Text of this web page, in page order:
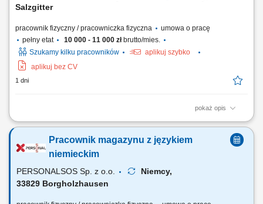
Salzgitter
pracownik fizyczny / pracowniczka fizyczna
umowa o pracę
pełny etat
10 000 - 11 000 złbrutto/mies.
Szukamy kilku pracowników
aplikuj szybko
aplikuj bez CV
1 dni
pokaż opis
Zadania: Przepakowywanie towarów zgodnie z obowiązującymi
zamówień magazynowych; Kontrola jakości pakowanych produktów;
Utrzymywanie porządku i czystości na stanowisku pracy; Wykonywanie
Pracownik magazynu z językiem
niemieckim
PERSONALSOS Sp. z o.o.
Niemcy,
33829 Borgholzhausen